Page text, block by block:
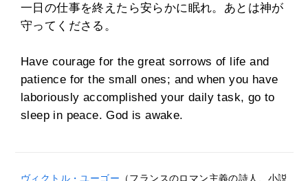
一日の仕事を終えたら安らかに眠れ。あとは神が
守ってくださる。
Have courage for the great sorrows of life and
patience for the small ones; and when you have
laboriously accomplished your daily task, go to
sleep in peace. God is awake.
ヴィクトル・ユーゴー （フランスのロマン主義の詩人、小説